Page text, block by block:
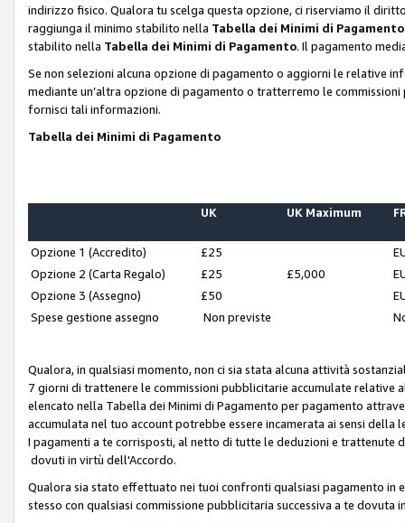
indirizzo fisico. Qualora tu scelga questa opzione, ci riserviamo il
raggiunga il minimo stabilito nella Tabella dei Minimi di Pagamento
stabilito nella Tabella dei Minimi di Pagamento. Il pagamento
Se non selezioni alcuna opzione di pagamento o aggiorni le relative
mediante un’altra opzione di pagamento o tratterremo le
fornisci tali informazioni.
Tabella dei Minimi di Pagamento
UK UK Maximum
Opzione 1 (Accredito) £25
Opzione 2 (Carta Regalo)
£25 £5,000
Opzione 3 (Assegno)
£50
Spese gestione assegno
Non previste
Qualora, in qualsiasi momento, non ci sia stata alcuna attività
7 giorni di trattenere le commissioni pubblicitarie accumulate
elencato nella Tabella dei Minimi di Pagamento per pagamento
accumulata nel tuo account potrebbe essere incamerata ai sensi
I pagamenti a te corrisposti, al netto di tutte le deduzioni e trattenute
dovuti in virtù dell'Accordo.
Qualora sia stato effettuato nei tuoi confronti qualsiasi pagamento in
stesso con qualsiasi commissione pubblicitaria successiva a te dovuta